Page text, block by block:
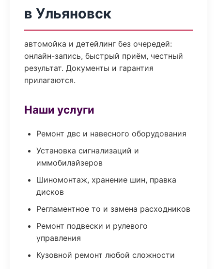
в Ульяновск
автомойка и детейлинг без очередей:
онлайн-запись, быстрый приём, честный
результат. Документы и гарантия
прилагаются.
Наши услуги
Ремонт двс и навесного оборудования
Установка сигнализаций и
иммобилайзеров
Шиномонтаж, хранение шин, правка
дисков
Регламентное то и замена расходников
Ремонт подвески и рулевого
управления
Кузовной ремонт любой сложности